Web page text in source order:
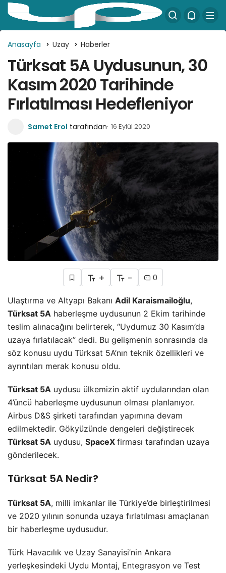
Anasayfa Uzay Haberler
Türksat 5A Uydusunun, 30
Kasım 2020 Tarihinde
Fırlatılması Hedefleniyor
Samet Erol tarafından 16 Eylül 2020
+ - 0
Ulaştırma ve Altyapı Bakanı Adil Karaismailoğlu,
Türksat 5A haberleşme uydusunun 2 Ekim tarihinde
teslim alınacağını belirterek, “Uydumuz 30 Kasım’da
uzaya fırlatılacak” dedi. Bu gelişmenin sonrasında da
söz konusu uydu Türksat 5A’nın teknik özellikleri ve
ayrıntıları merak konusu oldu.
Türksat 5A uydusu ülkemizin aktif uydularından olan
4’üncü haberleşme uydusunun olması planlanıyor.
Airbus D&S şirketi tarafından yapımına devam
edilmektedir. Gökyüzünde dengeleri değiştirecek
Türksat 5A uydusu, SpaceX firması tarafından uzaya
gönderilecek.
Türksat 5A Nedir?
Türksat 5A, milli imkanlar ile Türkiye’de birleştirilmesi
ve 2020 yılının sonunda uzaya fırlatılması amaçlanan
bir haberleşme uydusudur.
Türk Havacılık ve Uzay Sanayisi’nin Ankara
yerleşkesindeki Uydu Montaj, Entegrasyon ve Test